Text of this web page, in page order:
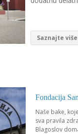
Saznajte više
Fondacija
Naše bake,
sva pravila
Blagoslov